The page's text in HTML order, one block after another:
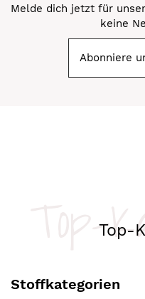
Melde dich jetzt für
keine
Abonniere
Top-
Top-
Stoffkategorien